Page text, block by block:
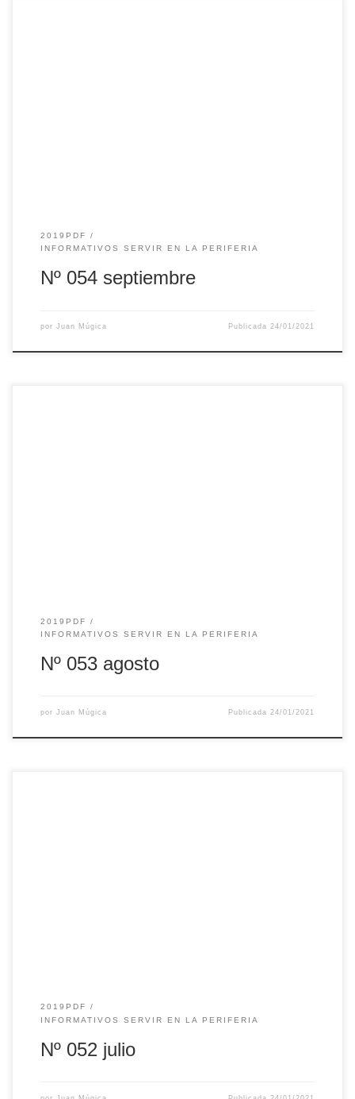
2019PDF
INFORMATIVOS SERVIR EN LA PERIFERIA
Nº 054 septiembre
por Juan Múgica Publicada24/01/2021
2019PDF
INFORMATIVOS SERVIR EN LA PERIFERIA
Nº 053 agosto
por Juan Múgica Publicada 24/01/2021
2019PDF
INFORMATIVOS SERVIR EN LA PERIFERIA
Nº 052 julio